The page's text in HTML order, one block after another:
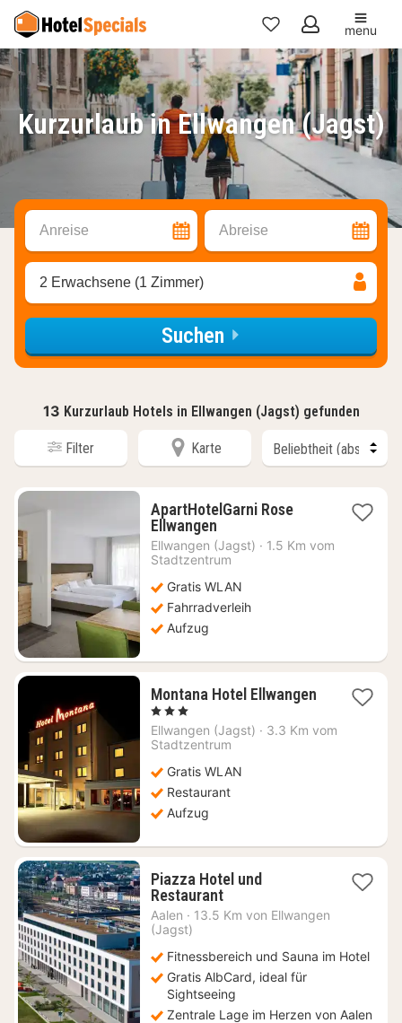
Meine
Favoriten
menu
Kurzurlaub in Ellwangen (Jagst)
Anreise Abreise
2 Erwachsene (1 Zimmer)
Suchen
13 Kurzurlaub Hotels in Ellwangen (Jagst) gefunden
Filter Karte
ApartHotelGarni Rose
Ellwangen1
Nacht
ab
€
Ellwangen (Jagst) · 1.5 Km vom
Stadtzentrum
Gratis WLAN
Fahrradverleih
Aufzug
Montana Hotel Ellwangen
1
Nacht
ab
€
, 3 Sterne
Ellwangen (Jagst) · 3.3 Km vom
Stadtzentrum
Gratis WLAN
Restaurant
Aufzug
Piazza Hotel und
Restaurant1
Nacht
€
Aalen · 13.5 Km von Ellwangen
(Jagst)
Fitnessbereich und Sauna im Hotel
Gratis AlbCard, ideal für
Sightseeing
Zentrale Lage im Herzen von Aalen